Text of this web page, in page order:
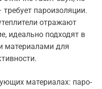
пароизоляции.
отражают
идеально подходят в
материалами для
материалах: паро-